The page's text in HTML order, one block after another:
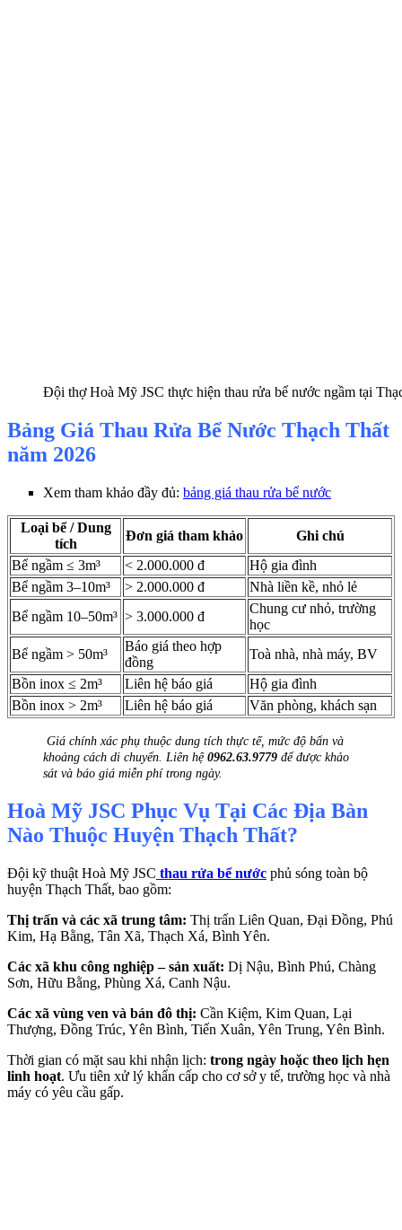
Đội thợ Hoà Mỹ JSC thực hiện thau rửa bể nước ngầm tại
Bảng Giá Thau Rửa Bể Nước Thạch Thất
năm 2026
Xem tham khảo đầy đủ: bảng giá thau rửa bể nước
Loại bể / Dung
tích
Đơn giá tham khảo
Ghi chú
Bể ngầm ≤ 3m³
< 2.000.000 đ
Hộ gia đình
Bể ngầm 3–10m³
> 2.000.000 đ
Nhà liền kề, nhỏ lẻ
Bể ngầm 10–50m³ > 3.000.000 đ
Chung cư nhỏ, trường
học
Bể ngầm > 50m³
Báo giá theo hợp
đồng
Toà nhà, nhà máy, BV
Bồn inox ≤ 2m³
Liên hệ báo giá
Hộ gia đình
Bồn inox > 2m³
Liên hệ báo giá Văn phòng, khách sạn
Giá chính xác phụ thuộc dung tích thực tế, mức độ bẩn và
khoảng cách di chuyển. Liên hệ 0962.63.9779 để được khảo
sát và báo giá miễn phí trong ngày.
Hoà Mỹ JSC Phục Vụ Tại Các Địa Bàn
Nào Thuộc Huyện Thạch Thất?
Đội kỹ thuật Hoà Mỹ JSC thau rửa bể nước phủ sóng toàn bộ
huyện Thạch Thất, bao gồm:
Thị trấn và các xã trung tâm: Thị trấn Liên Quan, Đại Đồng, Phú
Kim, Hạ Bằng, Tân Xã, Thạch Xá, Bình Yên.
Các xã khu công nghiệp – sản xuất: Dị Nậu, Bình Phú, Chàng
Sơn, Hữu Bằng, Phùng Xá, Canh Nậu.
Các xã vùng ven và bán đô thị: Cần Kiệm, Kim Quan, Lại
Thượng, Đồng Trúc, Yên Bình, Tiến Xuân, Yên Trung, Yên Bình.
Thời gian có mặt sau khi nhận lịch: trong ngày hoặc theo lịch hẹn
linh hoạt. Ưu tiên xử lý khẩn cấp cho cơ sở y tế, trường học và nhà
máy có yêu cầu gấp.